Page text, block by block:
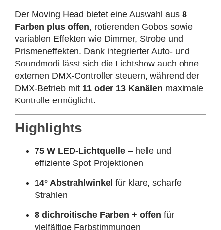
Der Moving Head bietet eine Auswahl aus 8
Farben plus offen, rotierenden Gobos sowie
variablen Effekten wie Dimmer, Strobe und
Prismeneffekten. Dank integrierter Auto‑ und
Soundmodi lässt sich die Lichtshow auch ohne
externen DMX‑Controller steuern, während der
DMX‑Betrieb mit 11 oder 13 Kanälen maximale
Kontrolle ermöglicht.
Highlights
75 W LED‑Lichtquelle – helle und
effiziente Spot‑Projektionen
14° Abstrahlwinkel für klare, scharfe
Strahlen
8 dichroitische Farben + offen für
vielfältige Farbstimmungen